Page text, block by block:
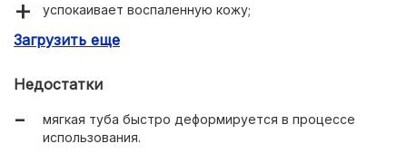
успокаивает воспаленную кожу;
матирующий эффектом;
Загрузить еще
Недостатки
мягкая туба быстро деформируется в процессе
использования.